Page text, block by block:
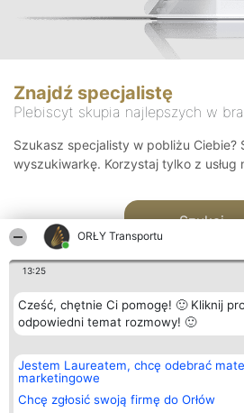
ORŁY Transportu
13:25
Cześć, chętnie Ci pomogę! 🙂 Kliknij
odpowiedni temat rozmowy! 🙂
Jestem Laureatem, chcę odebrać
marketingowe
Chcę zgłosić swoją firmę do Orłów
Znajdź specjalistę
Plebiscyt skupia najlepszych w
Szukasz specjalisty w pobliżu Ciebie?
wyszukiwarkę. Korzystaj tylko z usług
Szukaj
Organizator plebiscytu
Bright Side Solutions sp. z o.
o. sp. k.
ul. Ruska 22
Wrocław 50-079
Plebiscyt
Laureaci
wszystkich
Laureatów